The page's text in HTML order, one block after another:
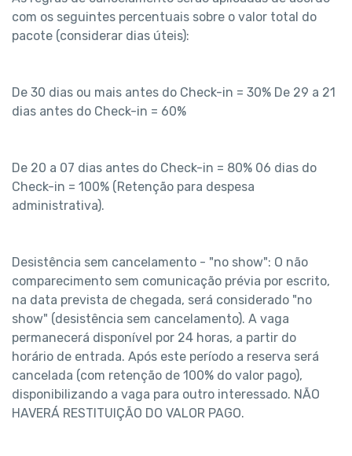
com os seguintes percentuais sobre o valor total do
pacote (considerar dias úteis):
De 30 dias ou mais antes do Check-in = 30% De 29 a 21
dias antes do Check-in = 60%
De 20 a 07 dias antes do Check-in = 80% 06 dias do
Check-in = 100% (Retenção para despesa
administrativa).
Desistência sem cancelamento - "no show": O não
comparecimento sem comunicação prévia por escrito,
na data prevista de chegada, será considerado "no
show" (desistência sem cancelamento). A vaga
permanecerá disponível por 24 horas, a partir do
horário de entrada. Após este período a reserva será
cancelada (com retenção de 100% do valor pago),
disponibilizando a vaga para outro interessado. NÃO
HAVERÁ RESTITUIÇÃO DO VALOR PAGO.